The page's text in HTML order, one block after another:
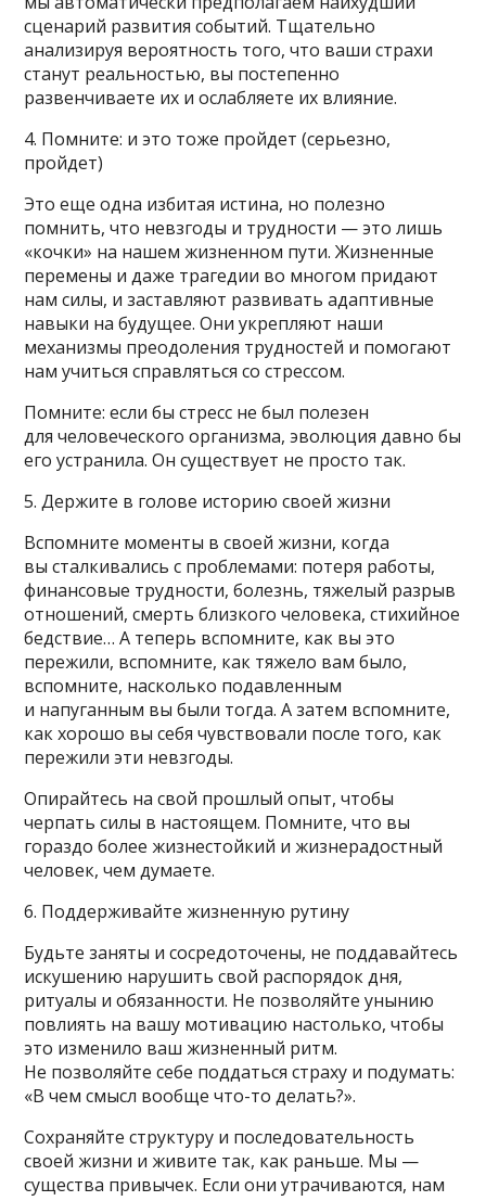
сценарий развития событий. Тщательно
анализируя вероятность того, что ваши страхи
станут реальностью, вы постепенно
развенчиваете их и ослабляете их влияние.
4. Помните: и это тоже пройдет (серьезно,
пройдет)
Это еще одна избитая истина, но полезно
помнить, что невзгоды и трудности — это лишь
«кочки» на нашем жизненном пути. Жизненные
перемены и даже трагедии во многом придают
нам силы, и заставляют развивать адаптивные
навыки на будущее. Они укрепляют наши
механизмы преодоления трудностей и помогают
нам учиться справляться со стрессом.
Помните: если бы стресс не был полезен
для человеческого организма, эволюция давно бы
его устранила. Он существует не просто так.
5. Держите в голове историю своей жизни
Вспомните моменты в своей жизни, когда
вы сталкивались с проблемами: потеря работы,
финансовые трудности, болезнь, тяжелый разрыв
отношений, смерть близкого человека, стихийное
бедствие… А теперь вспомните, как вы это
пережили, вспомните, как тяжело вам было,
вспомните, насколько подавленным
и напуганным вы были тогда. А затем вспомните,
как хорошо вы себя чувствовали после того, как
пережили эти невзгоды.
Опирайтесь на свой прошлый опыт, чтобы
черпать силы в настоящем. Помните, что вы
гораздо более жизнестойкий и жизнерадостный
человек, чем думаете.
6. Поддерживайте жизненную рутину
Будьте заняты и сосредоточены, не поддавайтесь
искушению нарушить свой распорядок дня,
ритуалы и обязанности. Не позволяйте унынию
повлиять на вашу мотивацию настолько, чтобы
это изменило ваш жизненный ритм.
Не позволяйте себе поддаться страху и подумать:
«В чем смысл вообще что-то делать?».
Сохраняйте структуру и последовательность
своей жизни и живите так, как раньше. Мы —
существа привычек. Если они утрачиваются, нам